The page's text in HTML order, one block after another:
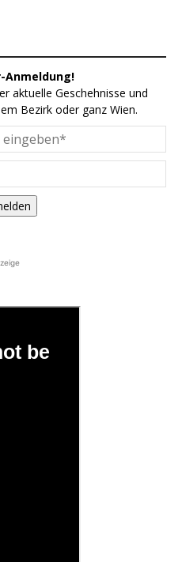
aktuelle Geschehnisse und
Bezirk oder ganz Wien.